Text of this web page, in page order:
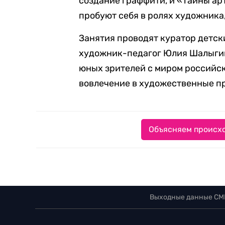
пробуют себя в ролях
Занятия проводят куратор
художник-педагог Юлия
юных зрителей с миром
вовлечение в художественные
Объясняем
Выходные данные